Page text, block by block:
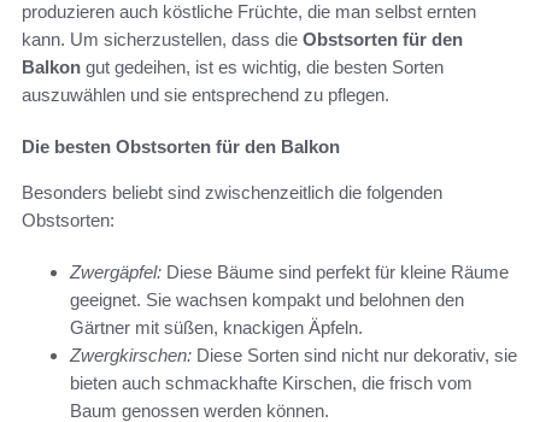
produzieren auch köstliche Früchte, die man selbst ernten
kann. Um sicherzustellen, dass die Obstsorten für den
Balkon gut gedeihen, ist es wichtig, die besten Sorten
auszuwählen und sie entsprechend zu pflegen.
Die besten Obstsorten für den Balkon
Besonders beliebt sind zwischenzeitlich die folgenden
Obstsorten:
Zwergäpfel: Diese Bäume sind perfekt für kleine Räume
geeignet. Sie wachsen kompakt und belohnen den
Gärtner mit süßen, knackigen Äpfeln.
Zwergkirschen: Diese Sorten sind nicht nur dekorativ, sie
bieten auch schmackhafte Kirschen, die frisch vom
Baum genossen werden können.